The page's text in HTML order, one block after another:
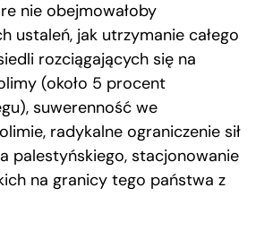
nie obejmowałoby
ustaleń, jak utrzymanie całego
rozciągających się na
(około 5 procent
suwerenność we
radykalne ograniczenie sił
palestyńskiego, stacjonowanie
na granicy tego państwa z